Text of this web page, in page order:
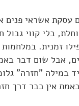
אשראי פנים
בלי קווי
זמנית.
אבל שום דבר
במילה "חזרה"
אין כבר דרך